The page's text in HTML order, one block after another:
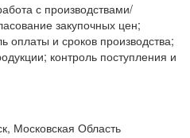
с производствами/
закупочных цен;
оплаты и сроков производства;
контроль поступления и
Московская Область